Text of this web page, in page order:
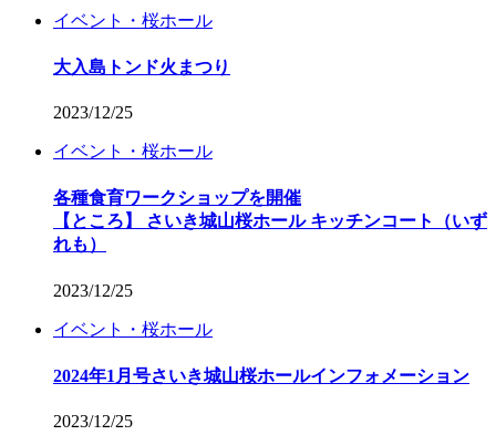
イベント・桜ホール
大入島トンド火まつり
2023/12/25
イベント・桜ホール
各種食育ワークショップを開催
【ところ】 さいき城山桜ホール キッチンコート（いず
れも）
2023/12/25
イベント・桜ホール
2024年1月号さいき城山桜ホールインフォメーション
2023/12/25